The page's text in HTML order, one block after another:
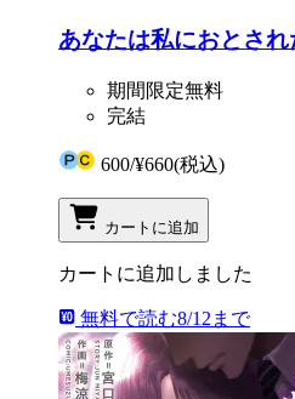
あなたは私におとされ
期間限定無料
完結
600/¥660(税込)
カートに追加
カートに追加しました
無料で読む8/12まで